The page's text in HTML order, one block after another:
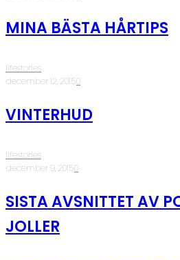
MINA BÄSTA HÅRTIPS
lifestories
·december 12, 2015·0
VINTERHUD
lifestories
·december 9, 2015·0
SISTA AVSNITTET AV
JOLLER